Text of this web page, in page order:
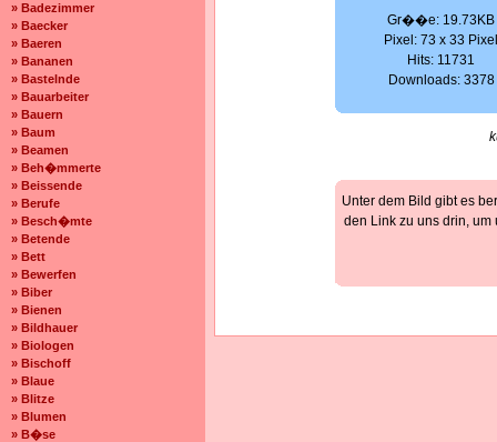
» Badezimmer
» Baecker
» Baeren
» Bananen
» Bastelnde
» Bauarbeiter
» Bauern
» Baum
» Beamen
» Beh�mmerte
» Beissende
» Berufe
» Besch�mte
» Betende
» Bett
» Bewerfen
» Biber
» Bienen
» Bildhauer
» Biologen
» Bischoff
» Blaue
» Blitze
» Blumen
» B�se
Gr��e: 19.73KB
Pixel: 73 x 33
Hits: 11731
Downloads: 3378
Unter dem Bild gibt es
den Link zu uns drin,